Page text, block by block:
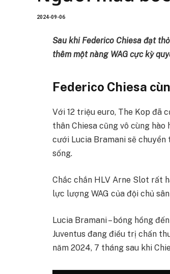
2024-09-06
Sau khi Federico Chiesa đạt
thêm một nàng WAG cực kỳ
Federico Chiesa
Với 12 triệu euro, The Kop đã
thân Chiesa cũng vô cùng hào
cưới Lucia Bramani sẽ
sống.
Chắc chắn HLV Arne Slot rất
lực lượng WAG của đội chủ
Lucia Bramani – bóng hồng
Juventus đang điều trị chấn
năm 2024, 7 tháng sau khi